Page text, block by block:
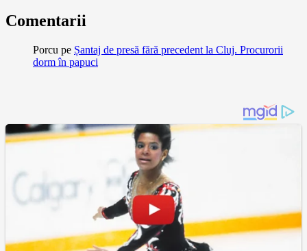
Comentarii
Porcu pe Șantaj de presă fără precedent la Cluj. Procurorii
dorm în papuci